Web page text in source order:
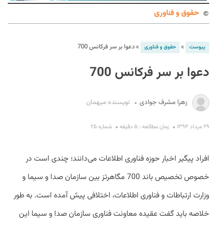
حقوق و فناوری
پیوست » حقوق و فناوری »دعوا بر سر فرکانس 700
دعوا بر سر فرکانس 700
زهرا مشرف جوادی نویسنده میهمان
۲۹ مرداد ۱۳۹۴ زمان مطالعه : ۵ دقیقه شماره ۲۵
افراد پیگیر اخبار حوزه فناوری اطلاعات می‌دانند؛ چندی است در
خصوص تخصیص باند 700 مگاهرتز بین سازمان صدا و سیما و
وزارت ارتباطات و فناوری اطلاعات، اختلافی پیش آمده است. به طور
خلاصه باید گفت عقیده معاونت فناوری سازمان صدا و سیما این